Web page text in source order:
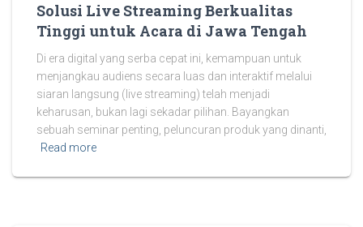
Solusi Live Streaming Berkualitas
Tinggi untuk Acara di Jawa Tengah
Di era digital yang serba cepat ini, kemampuan untuk
menjangkau audiens secara luas dan interaktif melalui
siaran langsung (live streaming) telah menjadi
keharusan, bukan lagi sekadar pilihan. Bayangkan
sebuah seminar penting, peluncuran produk yang dinanti,
Read more